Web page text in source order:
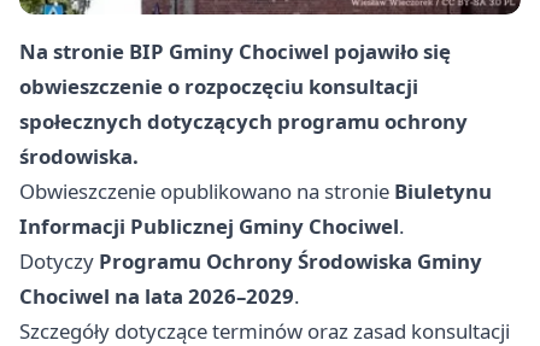
Na stronie BIP Gminy Chociwel pojawiło się
obwieszczenie o rozpoczęciu konsultacji
społecznych dotyczących programu ochrony
środowiska.
Obwieszczenie opublikowano na stronie Biuletynu
Informacji Publicznej Gminy Chociwel.
Dotyczy Programu Ochrony Środowiska Gminy
Chociwel na lata 2026–2029.
Szczegóły dotyczące terminów oraz zasad konsultacji